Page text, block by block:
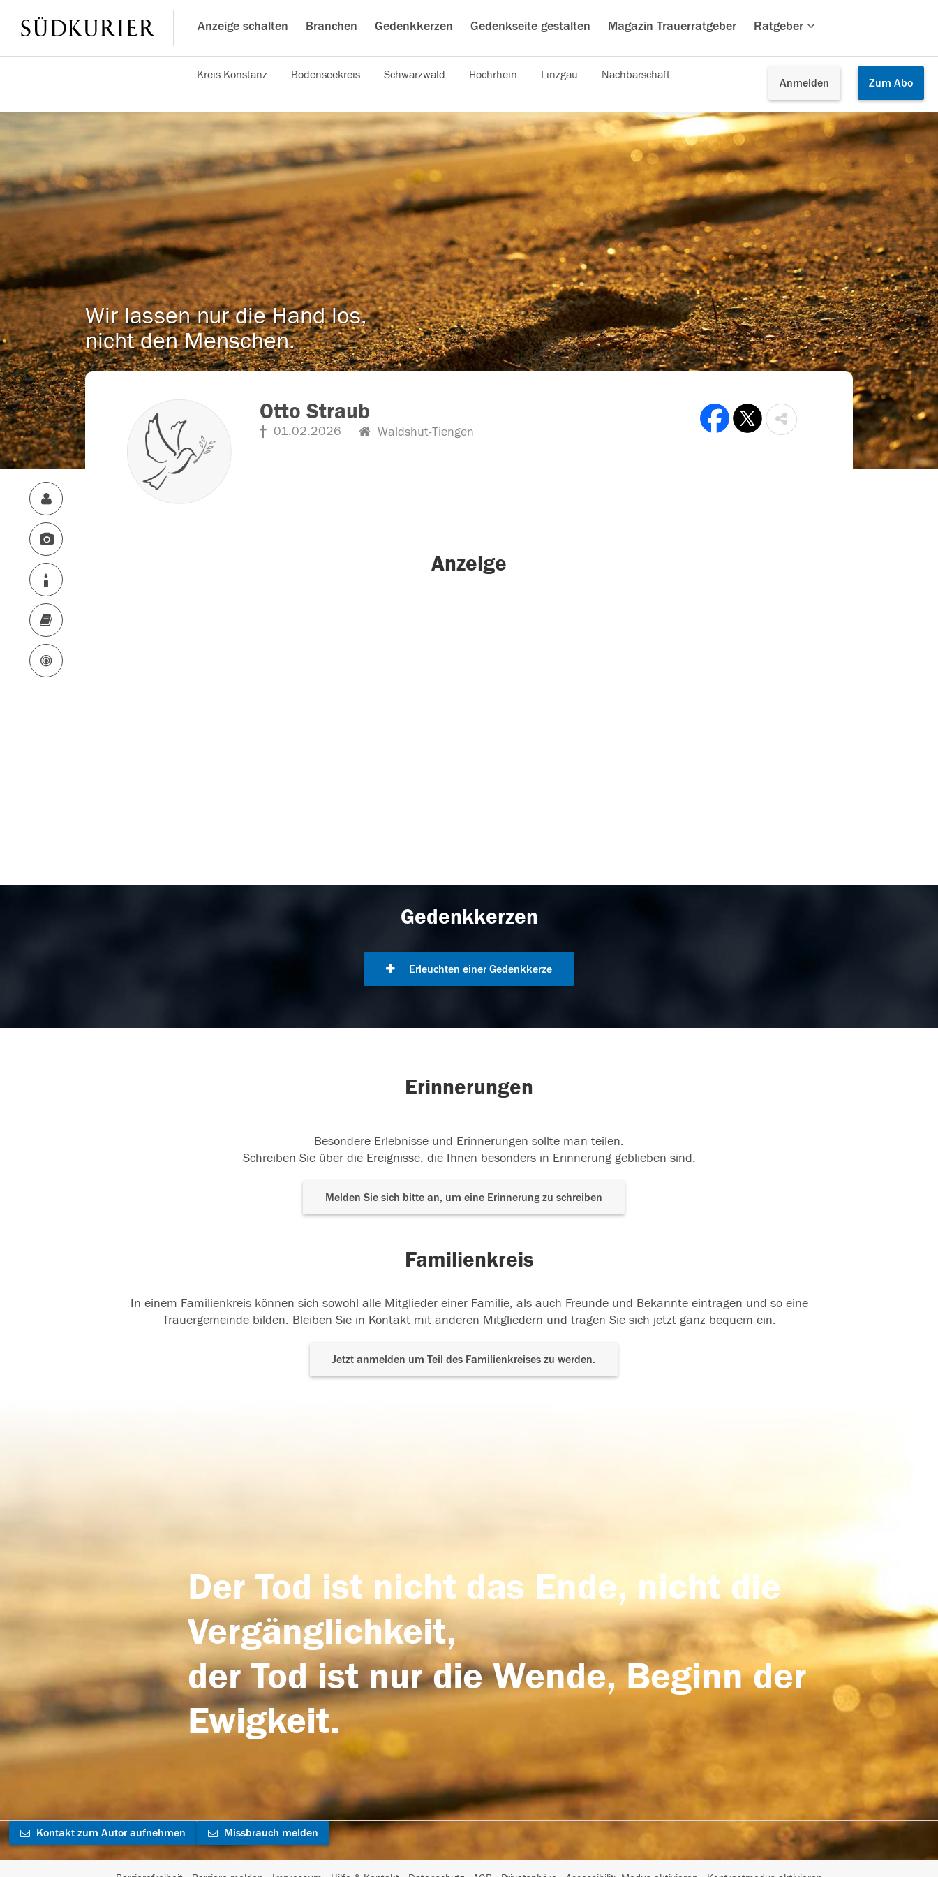
Anzeige schalten Branchen Gedenkkerzen Gedenkseite gestalten Magazin Trauerratgeber Ratgeber
Anmelden Zum Abo
Kreis Konstanz Bodenseekreis Schwarzwald Hochrhein Linzgau Nachbarschaft
Wir lassen nur die Hand los,
nicht den Menschen.
Otto Straub
01.02.2026 Waldshut-Tiengen
Anzeige
Gedenkkerzen
Erleuchten einer Gedenkkerze
Erinnerungen
Besondere Erlebnisse und Erinnerungen sollte man teilen.
Schreiben Sie über die Ereignisse, die Ihnen besonders in Erinnerung geblieben sind.
Melden Sie sich bitte an, um eine Erinnerung zu schreiben
Familienkreis
In einem Familienkreis können sich sowohl alle Mitglieder einer Familie, als auch Freunde und Bekannte eintragen und so eine
Trauergemeinde bilden. Bleiben Sie in Kontakt mit anderen Mitgliedern und tragen Sie sich jetzt ganz bequem ein.
Jetzt anmelden um Teil des Familienkreises zu werden.
Der Tod ist nicht das Ende, nicht die
Vergänglichkeit,
der Tod ist nur die Wende, Beginn der
Ewigkeit.
Kontakt zum Autor aufnehmen Missbrauch melden